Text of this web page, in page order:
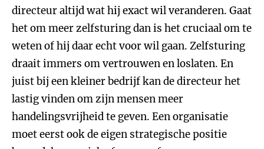
directeur altijd wat hij exact wil veranderen. Gaat
het om meer zelfsturing dan is het cruciaal om te
weten of hij daar echt voor wil gaan. Zelfsturing
draait immers om vertrouwen en loslaten. En
juist bij een kleiner bedrijf kan de directeur het
lastig vinden om zijn mensen meer
handelingsvrijheid te geven. Een organisatie
moet eerst ook de eigen strategische positie